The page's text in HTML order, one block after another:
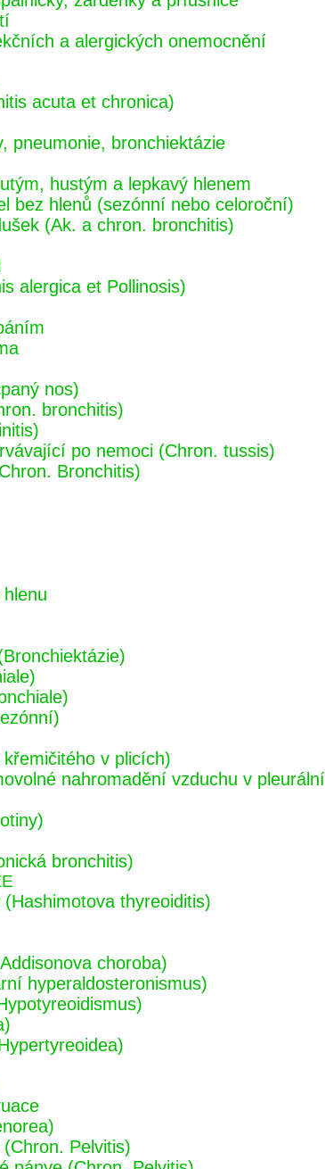
a alergických onemocnění
acuta et chronica)
pneumonie, bronchiektázie
hustým a lepkavý hlenem
bez hlenů (sezónní nebo celoroční)
(Ak. a chron. bronchitis)
alergica et Pollinosis)
nos)
bronchitis)
po nemoci (Chron. tussis)
Bronchitis)
v plicích)
nahromadění vzduchu v
bronchitis)
thyreoiditis)
choroba)
hyperaldosteronismus)
Pelvitis)